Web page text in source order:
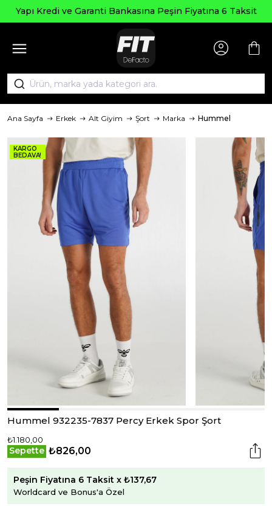
Yapı Kredi ve Garanti Bankasına Peşin Fiyatına 6 Taksit
Ana Sayfa Erkek Alt Giyim Şort Marka Hummel
KARGO
BEDAVA!
Hummel 932235-7837 Percy Erkek Spor Şort
₺1.180,00
Sepette ₺826,00
Peşin Fiyatına 6 Taksit x ₺137,67
Worldcard ve Bonus'a Özel